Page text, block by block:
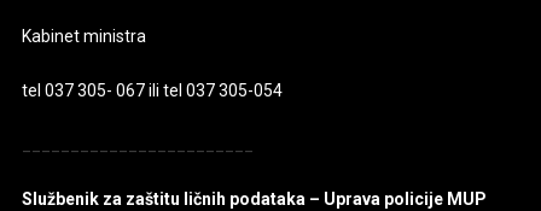
Kabinet ministra
tel 037 305- 067 ili tel 037 305-054
Službenik za zaštitu ličnih podataka – Uprava policije MUP